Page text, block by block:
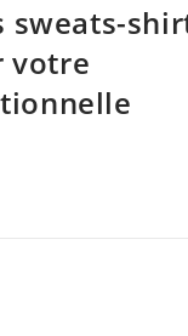
sweats-
votre